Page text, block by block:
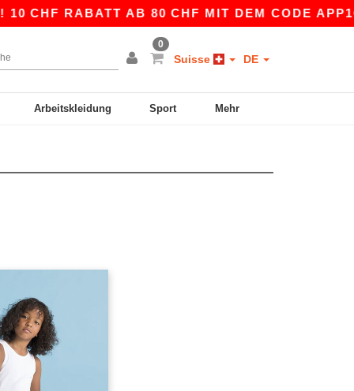
CHF RABATT AB 80 CHF MIT DEM CODE APP10
0
Suisse DE
Arbeitskleidung Sport Mehr